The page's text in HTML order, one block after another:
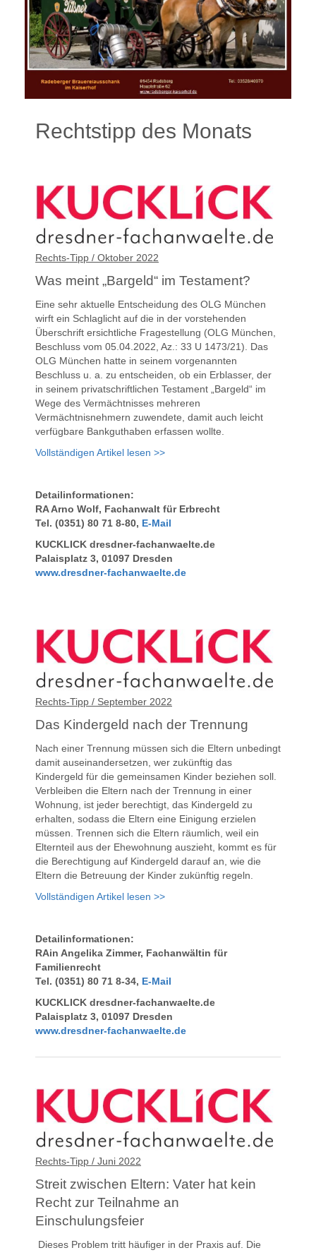
Rechtstipp des Monats
Rechts-Tipp / Oktober 2022
Was meint „Bargeld“ im Testament?
Eine sehr aktuelle Entscheidung des OLG München
wirft ein Schlaglicht auf die in der vorstehenden
Überschrift ersichtliche Fragestellung (OLG München,
Beschluss vom 05.04.2022, Az.: 33 U 1473/21). Das
OLG München hatte in seinem vorgenannten
Beschluss u. a. zu entscheiden, ob ein Erblasser, der
in seinem privatschriftlichen Testament „Bargeld“ im
Wege des Vermächtnisses mehreren
Vermächtnisnehmern zuwendete, damit auch leicht
verfügbare Bankguthaben erfassen wollte.
Vollständigen Artikel lesen >>
Detailinformationen:
RA Arno Wolf, Fachanwalt für Erbrecht
Tel. (0351) 80 71 8-80, E-Mail
KUCKLICK dresdner-fachanwaelte.de
Palaisplatz 3, 01097 Dresden
www.dresdner-fachanwaelte.de
Rechts-Tipp / September 2022
Das Kindergeld nach der Trennung
Nach einer Trennung müssen sich die Eltern unbedingt
damit auseinandersetzen, wer zukünftig das
Kindergeld für die gemeinsamen Kinder beziehen soll.
Verbleiben die Eltern nach der Trennung in einer
Wohnung, ist jeder berechtigt, das Kindergeld zu
erhalten, sodass die Eltern eine Einigung erzielen
müssen. Trennen sich die Eltern räumlich, weil ein
Elternteil aus der Ehewohnung auszieht, kommt es für
die Berechtigung auf Kindergeld darauf an, wie die
Eltern die Betreuung der Kinder zukünftig regeln.
Vollständigen Artikel lesen >>
Detailinformationen:
RAin Angelika Zimmer, Fachanwältin für
Familienrecht
Tel. (0351) 80 71 8-34, E-Mail
KUCKLICK dresdner-fachanwaelte.de
Palaisplatz 3, 01097 Dresden
www.dresdner-fachanwaelte.de
Rechts-Tipp / Juni 2022
Streit zwischen Eltern: Vater hat kein
Recht zur Teilnahme an
Einschulungsfeier
Dieses Problem tritt häufiger in der Praxis auf. Die